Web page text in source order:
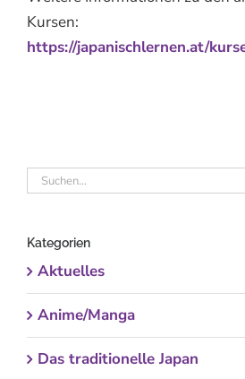
Kursen:
https://japanischlernen.at/
Suche
Kategorien
Aktuelles
Anime/Manga
Das traditionelle Japan